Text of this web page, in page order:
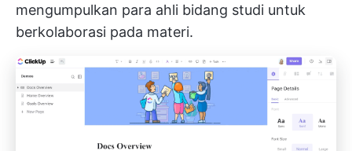
mengumpulkan para ahli bidang studi untuk
berkolaborasi pada materi.